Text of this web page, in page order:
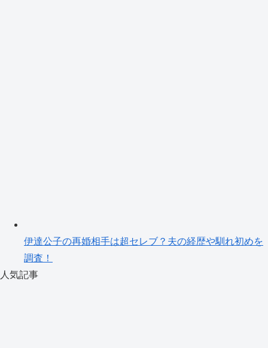
伊達公子の再婚相手は超セレブ？夫の経歴や馴れ初めを
調査！
人気記事